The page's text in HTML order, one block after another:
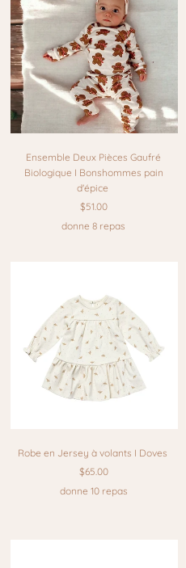
Ensemble Deux Pièces Gaufré
Biologique I Bonshommes pain
d'épice
$51.00
donne 8 repas
Robe en Jersey à volants I Doves
$65.00
donne 10 repas